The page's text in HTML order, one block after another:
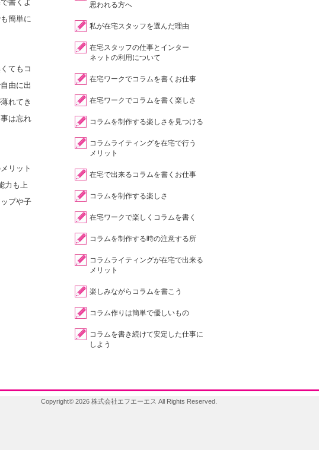
書くよ
簡単に
てもコ
由に出
れてき
は忘れ
リット
力も上
プや子
思われる方へ
私が在宅スタッフを選んだ理由
在宅スタッフの仕事とインター
ネットの利用について
在宅ワークでコラムを書くお仕事
在宅ワークでコラムを書く楽しさ
コラムを制作する楽しさを見つける
コラムライティングを在宅で行う
メリット
在宅で出来るコラムを書くお仕事
コラムを制作する楽しさ
在宅ワークで楽しくコラムを書く
コラムを制作する時の注意する所
コラムライティングが在宅で出来る
メリット
楽しみながらコラムを書こう
コラム作りは簡単で優しいもの
コラムを書き続けて安定した仕事に
しよう
Copyright© 2026 株式会社エフエーエス All Rights Reserved.